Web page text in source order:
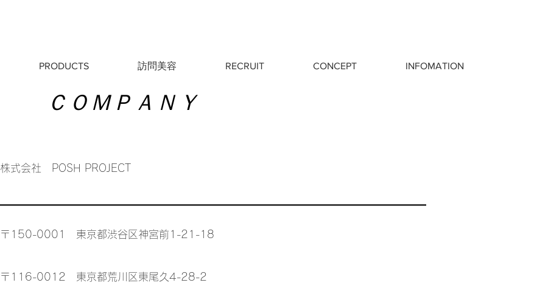
PRODUCTS 訪問美容 RECRUIT CONCEPT INFOMATION
​ＣＯＭＰＡＮＹ
株式会社 POSH PROJECT
〒150-0001 東京都渋谷区神宮前1-21-18
〒116-0012 東京都荒川区東尾久4-28-2